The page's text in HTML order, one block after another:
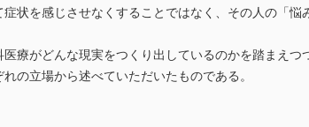
状を感じさせなくすることではなく、その人の「悩
療がどんな現実をつくり出しているのかを踏まえつ
の立場から述べていただいたものである。